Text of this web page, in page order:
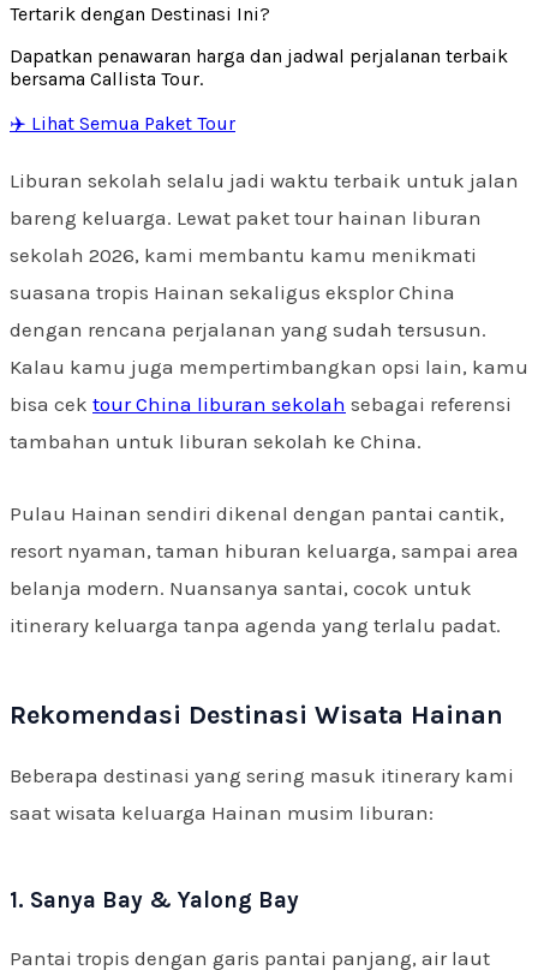
Tertarik dengan Destinasi Ini?
Dapatkan penawaran harga dan jadwal perjalanan terbaik
bersama Callista Tour.
✈️ Lihat Semua Paket Tour
Liburan sekolah selalu jadi waktu terbaik untuk jalan
bareng keluarga. Lewat paket tour hainan liburan
sekolah 2026, kami membantu kamu menikmati
suasana tropis Hainan sekaligus eksplor China
dengan rencana perjalanan yang sudah tersusun.
Kalau kamu juga mempertimbangkan opsi lain, kamu
bisa cek tour China liburan sekolah sebagai referensi
tambahan untuk liburan sekolah ke China.
Pulau Hainan sendiri dikenal dengan pantai cantik,
resort nyaman, taman hiburan keluarga, sampai area
belanja modern. Nuansanya santai, cocok untuk
itinerary keluarga tanpa agenda yang terlalu padat.
Rekomendasi Destinasi Wisata Hainan
Beberapa destinasi yang sering masuk itinerary kami
saat wisata keluarga Hainan musim liburan:
1. Sanya Bay & Yalong Bay
Pantai tropis dengan garis pantai panjang, air laut